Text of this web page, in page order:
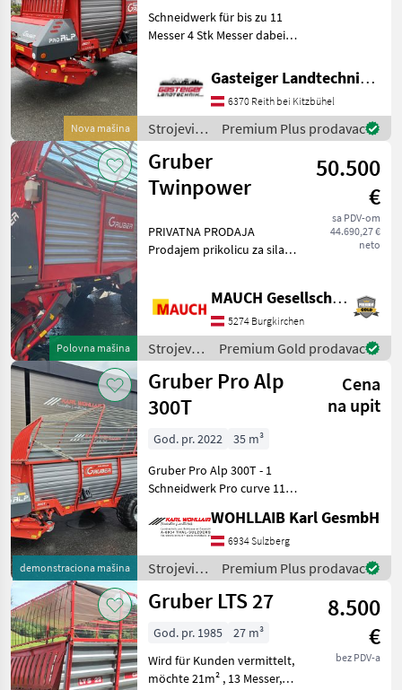
Nova mašina
Schneidwerk für bis zu 11
Messer 4 Stk Messer dabei
1.8m Pick-up 5-reihig
Weitwinkel-Gelenkwelle
Hydr-Bremse Bereifung
480/45-17 AS auf
Gasteiger Landtechnik GmbH
6370 Reith bei Kitzbühel
Strojevi i
oprema
za travu i
baliranje /
Gruber
Premium Plus prodavac
Polovna mašina
Gruber
Twinpower
50.500
€
sa PDV-om
44.690,27 €
neto
PRIVATNA PRODAJA
Prodajem prikolicu za silažu
upotreba 05/2019,
električne komande,
elektrohidraulično,
uključen
MAUCH Gesellschaft m.b.H. & Co.KG
5274 Burgkirchen
Strojevi i
oprema
za travu i
baliranje
/ Gruber
Premium Gold prodavac
demonstraciona mašina
Gruber Pro Alp
300T
Cena
na upit
God. pr. 2022
35 m³
Gruber Pro Alp 300T - 1
Schneidwerk Pro curve 11 -
Bereifung 480-45-17
Flotaiton - hydr. Bremse -
Direktanschluss - Weitw
WOHLLAIB Karl GesmbH
6934 Sulzberg
Strojevi i
oprema
za travu i
Gruber
Premium Plus prodavac
Gruber LTS 27
8.500
€
bez PDV-a
God. pr. 1985
27 m³
Wird für Kunden vermittelt,
möchte 21m² , 13 Messer,